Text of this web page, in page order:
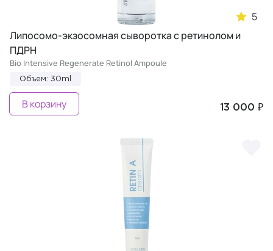
5
Липосомо-экзосомная сыворотка с ретинолом и
ПДРН
Bio Intensive Regenerate Retinol Ampoule
Объем: 30ml
13 000 ₽
В корзину